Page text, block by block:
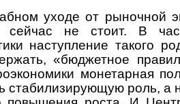
уходе от рыночной
сейчас не стоит. В
наступление такого
«бюджетное
монетарная
стабилизирующую роль, а